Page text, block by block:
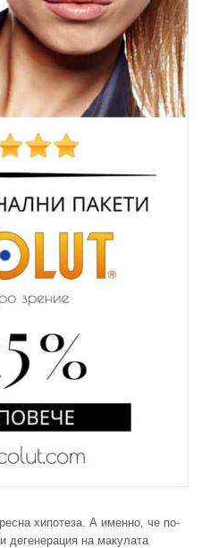
хипотеза. А именно, че по-
дегенерация на макулата